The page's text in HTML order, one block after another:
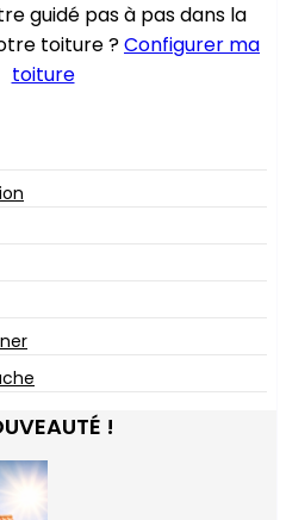
guidé pas à pas dans la
toiture ?Configurer ma
toiture
!